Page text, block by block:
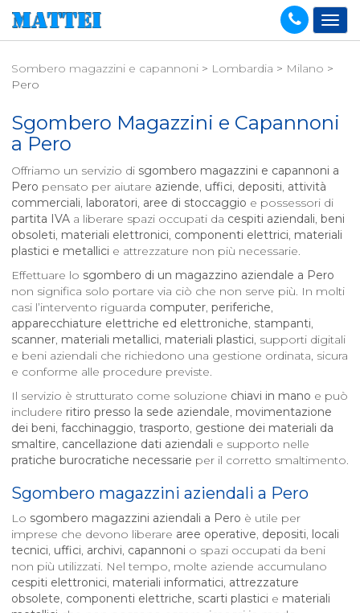
Sombero magazzini e capannoni > Lombardia > Milano >
Pero
Sgombero Magazzini e Capannoni
a Pero
Offriamo un servizio di sgombero magazzini e capannoni a
Pero pensato per aiutare aziende, uffici, depositi, attività
commerciali, laboratori, aree di stoccaggio e possessori di
partita IVA a liberare spazi occupati da cespiti aziendali, beni
obsoleti, materiali elettronici, componenti elettrici, materiali
plastici e metallici e attrezzature non più necessarie.
Effettuare lo sgombero di un magazzino aziendale a Pero
non significa solo portare via ciò che non serve più. In molti
casi l’intervento riguarda computer, periferiche,
apparecchiature elettriche ed elettroniche, stampanti,
scanner, materiali metallici, materiali plastici, supporti digitali
e beni aziendali che richiedono una gestione ordinata, sicura
e conforme alle procedure previste.
Il servizio è strutturato come soluzione chiavi in mano e può
includere ritiro presso la sede aziendale, movimentazione
dei beni, facchinaggio, trasporto, gestione dei materiali da
smaltire, cancellazione dati aziendali e supporto nelle
pratiche burocratiche necessarie per il corretto smaltimento.
Sgombero magazzini aziendali a Pero
Lo sgombero magazzini aziendali a Pero è utile per
imprese che devono liberare aree operative, depositi, locali
tecnici, uffici, archivi, capannoni o spazi occupati da beni
non più utilizzati. Nel tempo, molte aziende accumulano
cespiti elettronici, materiali informatici, attrezzature
obsolete, componenti elettriche, scarti plastici e materiali